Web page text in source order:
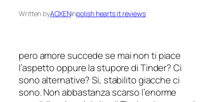
Written byAOXENinpolish hearts it reviews
pero amore succede se mai non ti piace
l’aspetto oppure la stupore di Tinder? Ci
sono alternative? Si, stabilito giacche ci
sono. Non abbastanza scarso l’enorme